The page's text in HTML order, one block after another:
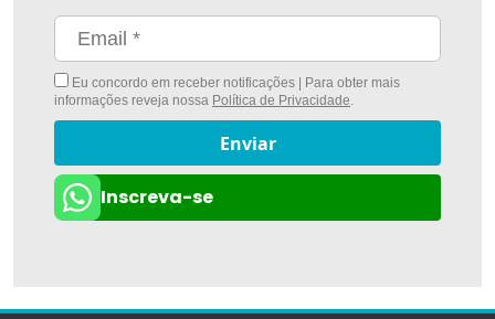
Eu concordo em receber notificações | Para obter mais
informações reveja nossa Política de Privacidade.
Enviar
Inscreva-se